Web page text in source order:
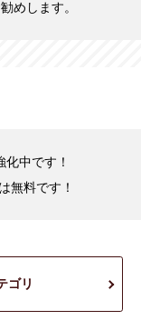
めします。
中です！
無料です！
ゴリ